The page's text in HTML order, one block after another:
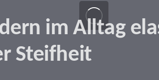
im Alltag
Steifheit